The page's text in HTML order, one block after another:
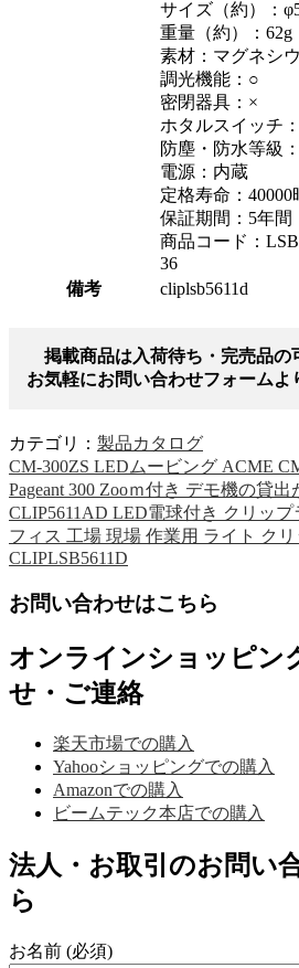
サイズ（約）：
重量（約）：62g
素材：マグネシ
調光機能：○
密閉器具：×
ホタルスイッチ
防塵・防水等級
電源：内蔵
定格寿命：40000
保証期間：5年間
商品コード：
36
備考
cliplsb5611d
掲載商品は入荷待ち・完売品の
お気軽にお問い合わせフォームよ
カテゴリ： 製品カタログ
CM-300ZS LEDムービング ACME
Pageant 300 Zooｍ付き デモ機の貸
CLIP5611AD LED電球付き クリッ
フィス 工場 現場 作業用 ライト ク
CLIPLSB5611D
お問い合わせはこちら
オンラインショッピン
せ・ご連絡
楽天市場での購入
Yahooショッピングでの購入
Amazonでの購入
ビームテック本店での購入
法人・お取引のお問い
ら
お名前 (必須)